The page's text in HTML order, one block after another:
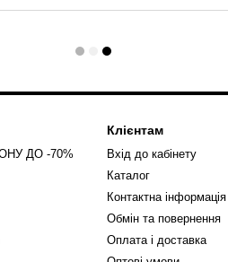
ДО -70%
Клієнтам
Вхід до кабінету
Каталог
Контактна інформація
Обмін та повернення
Оплата і доставка